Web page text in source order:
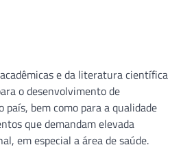
e da literatura científica
o desenvolvimento de
bem como para a qualidade
que demandam elevada
em especial a área de saúde.